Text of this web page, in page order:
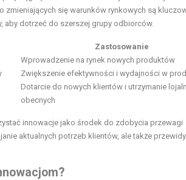
się warunków rynkowych są
aby dotrzeć do szerszej grupy odbiorców.
Zastosowanie
Wprowadzenie na rynek nowych produktów
Zwiększenie efektywności i wydajności w
Dotarcie do nowych klientów i utrzymanie
obecnych
innowacje jako środek do zdobycia przewagi
aktualnych potrzeb klientów, ale także